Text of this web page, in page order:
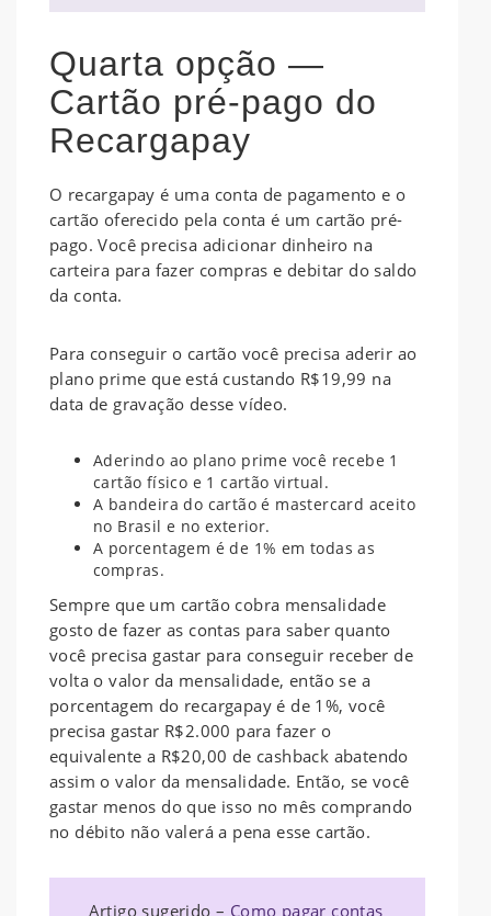
Quarta opção —
Cartão pré-pago do
Recargapay
O recargapay é uma conta de pagamento e o
cartão oferecido pela conta é um cartão pré-
pago. Você precisa adicionar dinheiro na
carteira para fazer compras e debitar do saldo
da conta.
Para conseguir o cartão você precisa aderir ao
plano prime que está custando R$19,99 na
data de gravação desse vídeo.
Aderindo ao plano prime você recebe 1
cartão físico e 1 cartão virtual.
A bandeira do cartão é mastercard aceito
no Brasil e no exterior.
A porcentagem é de 1% em todas as
compras.
Sempre que um cartão cobra mensalidade
gosto de fazer as contas para saber quanto
você precisa gastar para conseguir receber de
volta o valor da mensalidade, então se a
porcentagem do recargapay é de 1%, você
precisa gastar R$2.000 para fazer o
equivalente a R$20,00 de cashback abatendo
assim o valor da mensalidade. Então, se você
gastar menos do que isso no mês comprando
no débito não valerá a pena esse cartão.
Artigo sugerido – Como pagar contas